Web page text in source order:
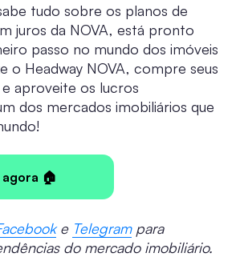
tudo sobre os planos de
juros da NOVA, está pronto
passo no mundo dos imóveis
o Headway NOVA, compre seus
aproveite os lucros
dos mercados imobiliários que
🏠
e Telegrampara
do mercado imobiliário.